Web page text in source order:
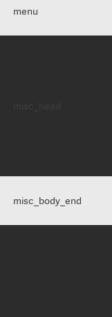
menu
misc_body_end